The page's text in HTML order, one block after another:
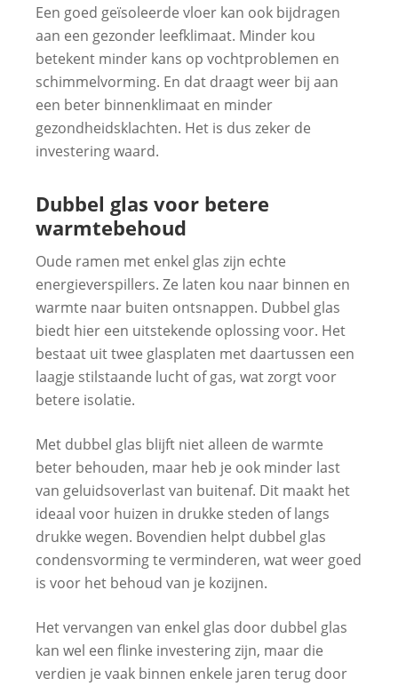
Een goed geïsoleerde vloer kan ook bijdragen
aan een gezonder leefklimaat. Minder kou
betekent minder kans op vochtproblemen en
schimmelvorming. En dat draagt weer bij aan
een beter binnenklimaat en minder
gezondheidsklachten. Het is dus zeker de
investering waard.
Dubbel glas voor betere
warmtebehoud
Oude ramen met enkel glas zijn echte
energieverspillers. Ze laten kou naar binnen en
warmte naar buiten ontsnappen. Dubbel glas
biedt hier een uitstekende oplossing voor. Het
bestaat uit twee glasplaten met daartussen een
laagje stilstaande lucht of gas, wat zorgt voor
betere isolatie.
Met dubbel glas blijft niet alleen de warmte
beter behouden, maar heb je ook minder last
van geluidsoverlast van buitenaf. Dit maakt het
ideaal voor huizen in drukke steden of langs
drukke wegen. Bovendien helpt dubbel glas
condensvorming te verminderen, wat weer goed
is voor het behoud van je kozijnen.
Het vervangen van enkel glas door dubbel glas
kan wel een flinke investering zijn, maar die
verdien je vaak binnen enkele jaren terug door